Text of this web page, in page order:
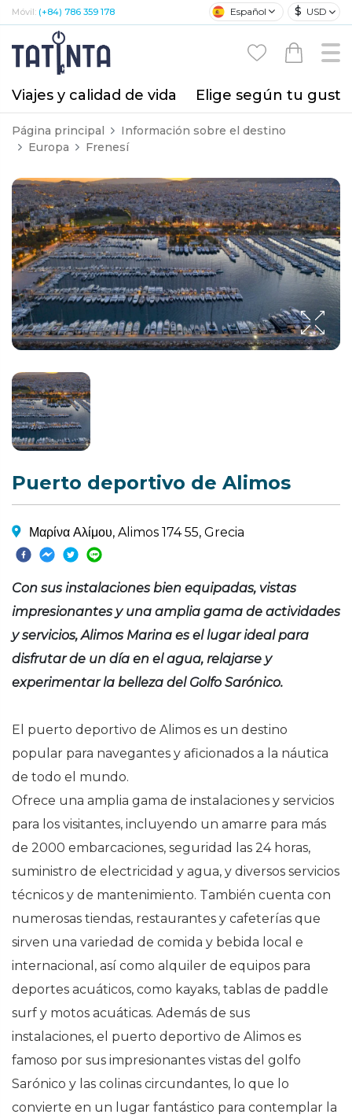
Móvil: (+84) 786 359 178 Español $ USD
Viajes y calidad de vida Elige según tu
Página principal
Información sobre el destino
Europa
Frenesí
Puerto deportivo de Alimos
Μαρίνα Αλίμου, Alimos 174 55, Grecia
Con sus instalaciones bien equipadas, vistas
impresionantes y una amplia gama de actividades
y servicios, Alimos Marina es el lugar ideal para
disfrutar de un día en el agua, relajarse y
experimentar la belleza del Golfo Sarónico.
El puerto deportivo de Alimos es un destino
popular para navegantes y aficionados a la náutica
de todo el mundo.
Ofrece una amplia gama de instalaciones y servicios
para los visitantes, incluyendo un amarre para más
de 2000 embarcaciones, seguridad las 24 horas,
suministro de electricidad y agua, y diversos servicios
técnicos y de mantenimiento. También cuenta con
numerosas tiendas, restaurantes y cafeterías que
sirven una variedad de comida y bebida local e
internacional, así como alquiler de equipos para
deportes acuáticos, como kayaks, tablas de paddle
surf y motos acuáticas. Además de sus
instalaciones, el puerto deportivo de Alimos es
famoso por sus impresionantes vistas del golfo
Sarónico y las colinas circundantes, lo que lo
convierte en un lugar fantástico para contemplar la